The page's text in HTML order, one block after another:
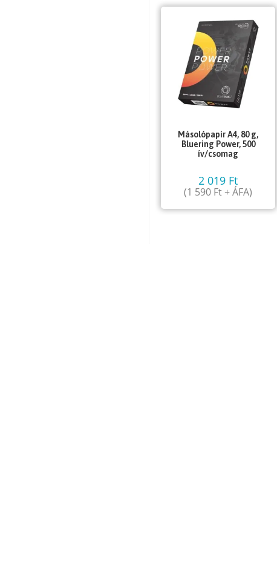
Másolópapír A4, 80 g,
Bluering Power, 500
ív/csomag
2 019 Ft
(1 590 Ft+ ÁFA)